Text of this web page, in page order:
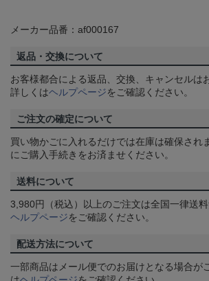
メーカー品番：af000167
返品・交換について
お客様都合による返品、交換、キャンセルは
詳しくはヘルプページをご確認ください。
ご注文の確定について
買い物かごに入れるだけでは在庫は確保され
にご購入手続きをお済ませください。
送料について
3,980円（税込）以上のご注文は全国一律送
ヘルプページをご確認ください。
配送方法について
一部商品はメール便でのお届けとなる場合が